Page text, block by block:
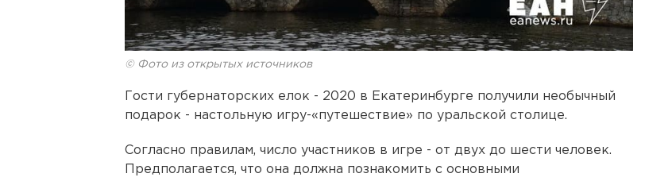
© Фото из открытых источников
Гости губернаторских елок - 2020 в Екатеринбурге получили необычный
подарок - настольную игру-«путешествие» по уральской столице.
Согласно правилам, число участников в игре - от двух до шести человек.
Предполагается, что она должна познакомить с основными